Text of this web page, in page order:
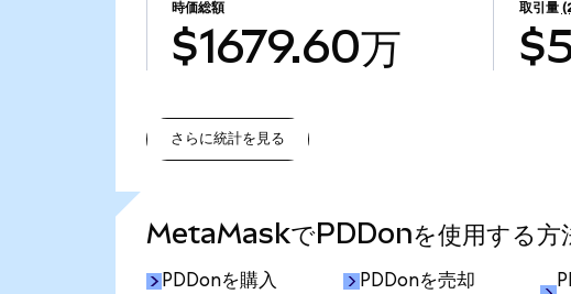
時価総額
$1679.60万
取引量
さらに統計を見る
MetaMaskでPDDonを使用する方
PDDonを購入 PDDonを売却